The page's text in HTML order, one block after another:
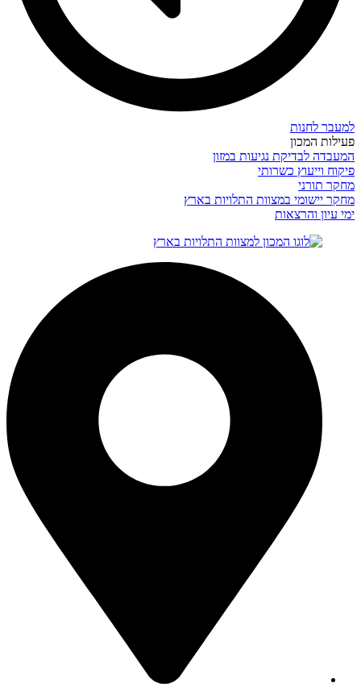
למעבר לחנות
פעילות המכון
המעבדה לבדיקת נגיעות במזון
פיקוח וייעוץ כשרותי
מחקר תורני
מחקר יישומי במצוות התלויות בארץ
ימי עיון והרצאות